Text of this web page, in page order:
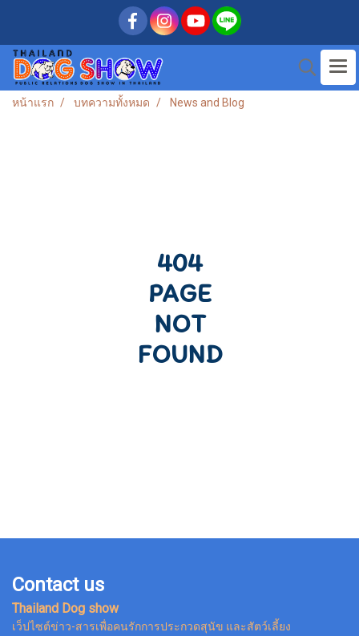
หน้าแรก บทความทั้งหมด News and Blog
404
PAGE
NOT
FOUND
Contact us
Thailand Dog show
เว็ปไซต์ข่าว-สารเพื่อคนรักการประกวดสุนัข และสัตว์เลี้ยง